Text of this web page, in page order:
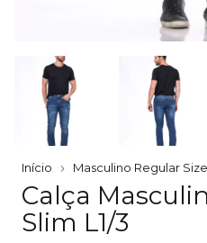
Início Masculino Regular Size
Calça
Slim L1/3